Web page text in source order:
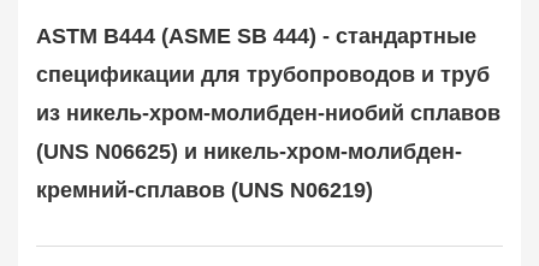
ASTM B444 (ASME SB 444) - стандартные
спецификации для трубопроводов и труб
из никель-хром-молибден-ниобий сплавов
(UNS N06625) и никель-хром-молибден-
кремний-сплавов (UNS N06219)